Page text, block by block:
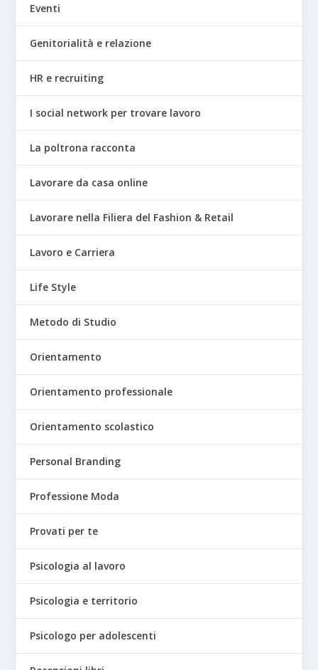
Eventi
Genitorialità e relazione
HR e recruiting
I social network per trovare lavoro
La poltrona racconta
Lavorare da casa online
Lavorare nella Filiera del Fashion & Retail
Lavoro e Carriera
Life Style
Metodo di Studio
Orientamento
Orientamento professionale
Orientamento scolastico
Personal Branding
Professione Moda
Provati per te
Psicologia al lavoro
Psicologia e territorio
Psicologo per adolescenti